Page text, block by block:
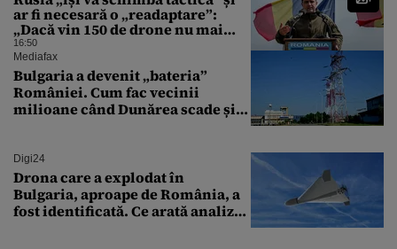
ar fi necesară o „readaptare”:
„Dacă vin 150 de drone nu mai
suntem pe timp de pace”
16:50
Mediafax
Bulgaria a devenit „bateria”
României. Cum fac vecinii
milioane când Dunărea scade și
Digi24
Drona care a explodat în
Bulgaria, aproape de România, a
fost identificată. Ce arată analiza